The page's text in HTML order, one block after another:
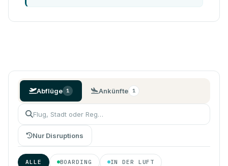
Abflüge 1 Ankünfte 1
Nur Disruptions
ALLE BOARDING IN DER LUFT